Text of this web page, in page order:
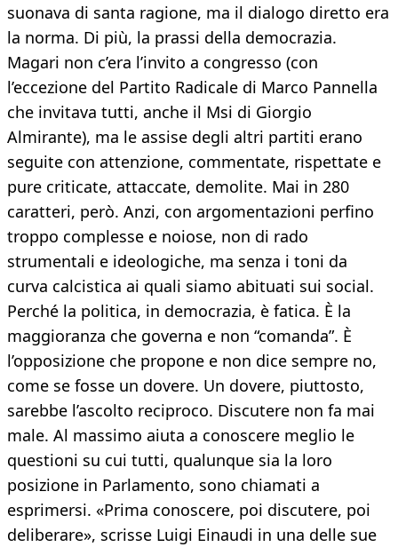
suonava di santa ragione, ma il dialogo diretto era
la norma. Di più, la prassi della democrazia.
Magari non c’era l’invito a congresso (con
l’eccezione del Partito Radicale di Marco Pannella
che invitava tutti, anche il Msi di Giorgio
Almirante), ma le assise degli altri partiti erano
seguite con attenzione, commentate, rispettate e
pure criticate, attaccate, demolite. Mai in 280
caratteri, però. Anzi, con argomentazioni perfino
troppo complesse e noiose, non di rado
strumentali e ideologiche, ma senza i toni da
curva calcistica ai quali siamo abituati sui social.
Perché la politica, in democrazia, è fatica. È la
maggioranza che governa e non “comanda”. È
l’opposizione che propone e non dice sempre no,
come se fosse un dovere. Un dovere, piuttosto,
sarebbe l’ascolto reciproco. Discutere non fa mai
male. Al massimo aiuta a conoscere meglio le
questioni su cui tutti, qualunque sia la loro
posizione in Parlamento, sono chiamati a
esprimersi. «Prima conoscere, poi discutere, poi
deliberare», scrisse Luigi Einaudi in una delle sue